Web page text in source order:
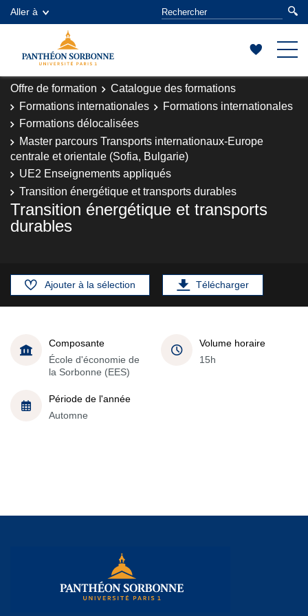
Aller à
Offre de formation
Catalogue des formations
Formations internationales
Formations internationales
Formations délocalisées
Master parcours Transports internationaux-Europe
centrale et orientale (Sofia, Bulgarie)
UE2 Enseignements appliqués
Transition énergétique et transports durables
Transition énergétique et transports
durables
Ajouter à la sélection Télécharger
Composante
École d'économie de
la Sorbonne (EES)
Volume horaire
15h
Période de l'année
Automne